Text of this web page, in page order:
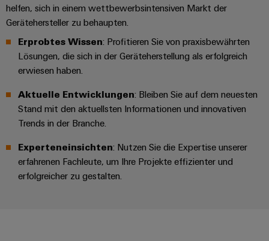
helfen, sich in einem wettbewerbsintensiven Markt der
Gerätehersteller zu behaupten.
Erprobtes Wissen: Profitieren Sie von praxisbewährten
Lösungen, die sich in der Geräteherstellung als erfolgreich
erwiesen haben.
Aktuelle Entwicklungen: Bleiben Sie auf dem neuesten
Stand mit den aktuellsten Informationen und innovativen
Trends in der Branche.
Experteneinsichten: Nutzen Sie die Expertise unserer
erfahrenen Fachleute, um Ihre Projekte effizienter und
erfolgreicher zu gestalten.